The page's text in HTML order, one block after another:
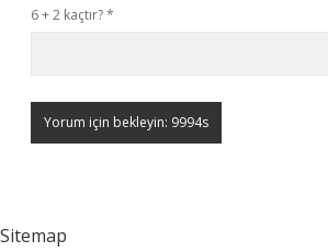
6 + 2 kaçtır?*
Sitemap